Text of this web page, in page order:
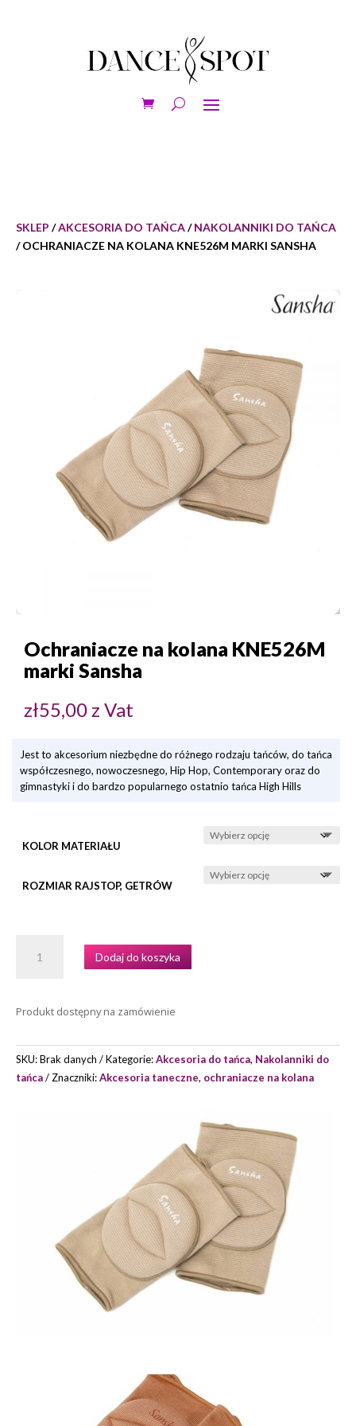
SKLEP /AKCESORIA DO TAŃCA/NAKOLANNIKI DO TAŃCA
/ OCHRANIACZE NA KOLANA KNE526M MARKI SANSHA
Ochraniacze na kolana KNE526M
marki Sansha
zł55,00z Vat
Jest to akcesorium niezbędne do różnego rodzaju tańców, do tańca
współczesnego, nowoczesnego, Hip Hop, Contemporary oraz do
gimnastyki i do bardzo popularnego ostatnio tańca High Hills
KOLOR MATERIAŁU
ROZMIAR RAJSTOP, GETRÓW
OCHRANIACZE
KNE526M
SANSHA
Dodaj do koszyka
Produkt dostępny na zamówienie
SKU:Brak danych Kategorie:Akcesoria do tańca, Nakolanniki do
tańca
Znaczniki:Akcesoria taneczne, ochraniacze na kolana